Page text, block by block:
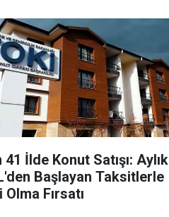
İlde Konut Satışı: Aylık
Başlayan Taksitlerle
Fırsatı